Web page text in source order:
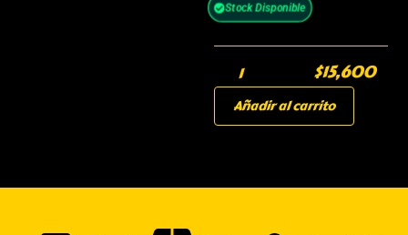
Stock Disponible
$15,600
Añadir al carrito